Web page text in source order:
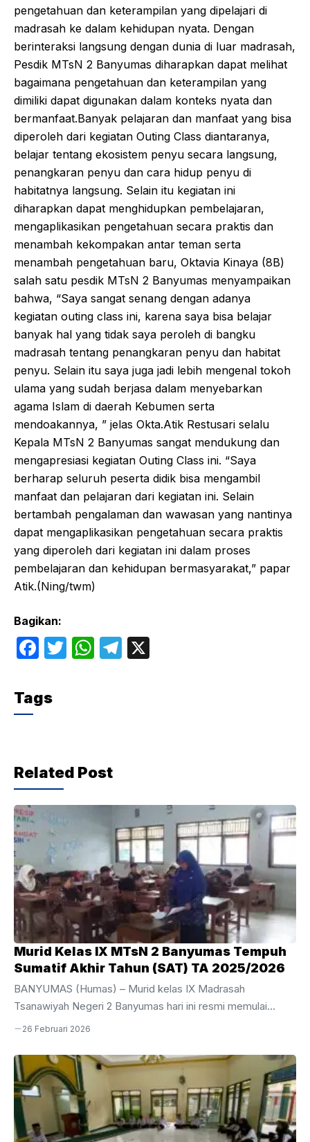
pengetahuan dan keterampilan yang dipelajari di
madrasah ke dalam kehidupan nyata. Dengan
berinteraksi langsung dengan dunia di luar madrasah,
Pesdik MTsN 2 Banyumas diharapkan dapat melihat
bagaimana pengetahuan dan keterampilan yang
dimiliki dapat digunakan dalam konteks nyata dan
bermanfaat.Banyak pelajaran dan manfaat yang bisa
diperoleh dari kegiatan Outing Class diantaranya,
belajar tentang ekosistem penyu secara langsung,
penangkaran penyu dan cara hidup penyu di
habitatnya langsung. Selain itu kegiatan ini
diharapkan dapat menghidupkan pembelajaran,
mengaplikasikan pengetahuan secara praktis dan
menambah kekompakan antar teman serta
menambah pengetahuan baru, Oktavia Kinaya (8B)
salah satu pesdik MTsN 2 Banyumas menyampaikan
bahwa, “Saya sangat senang dengan adanya
kegiatan outing class ini, karena saya bisa belajar
banyak hal yang tidak saya peroleh di bangku
madrasah tentang penangkaran penyu dan habitat
penyu. Selain itu saya juga jadi lebih mengenal tokoh
ulama yang sudah berjasa dalam menyebarkan
agama Islam di daerah Kebumen serta
mendoakannya, ” jelas Okta.Atik Restusari selalu
Kepala MTsN 2 Banyumas sangat mendukung dan
mengapresiasi kegiatan Outing Class ini. “Saya
berharap seluruh peserta didik bisa mengambil
manfaat dan pelajaran dari kegiatan ini. Selain
bertambah pengalaman dan wawasan yang nantinya
dapat mengaplikasikan pengetahuan secara praktis
yang diperoleh dari kegiatan ini dalam proses
pembelajaran dan kehidupan bermasyarakat,” papar
Atik.(Ning/twm)
Bagikan:
F
c
e
o
k
T
W
p
T
Tags
Related Post
Murid Kelas IX MTsN 2 Banyumas Tempuh
Sumatif Akhir Tahun (SAT) TA 2025/2026
BANYUMAS (Humas) – Murid kelas IX Madrasah
Tsanawiyah Negeri 2 Banyumas hari ini resmi memulai
perjuangan mereka dalam pelaksanaan Sumatif Akhir Tahun
siswa tingkat akhir ini dijadwalkan berlangsung selama
sepekan, mulai dari Kamis, 26 Februari hingga Jumat, 6
Maret 2026.Pelaksanaan SAT kali ini dipusatkan di area
gedung depan MTsN 2 Banyumas dengan menggunakan 10
ruang kelas yang telah disiapkan secara maksimal untuk
26 Februari 2026